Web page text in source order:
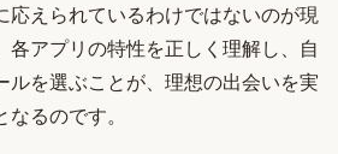
応えられているわけではないのが現
各アプリの特性を正しく理解し、自
ルを選ぶことが、理想の出会いを実
るのです。